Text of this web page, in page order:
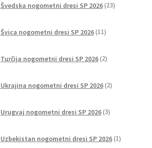
Švedska nogometni dresi SP 2026 23izdelkov
Švica nogometni dresi SP 2026 11izdelkov
Turčija nogometni dresi SP 2026 2izdelka
Ukrajina nogometni dresi SP 2026 2izdelka
Urugvaj nogometni dresi SP 2026 3izdelki
Uzbekistan nogometni dresi SP 2026 1izdelek